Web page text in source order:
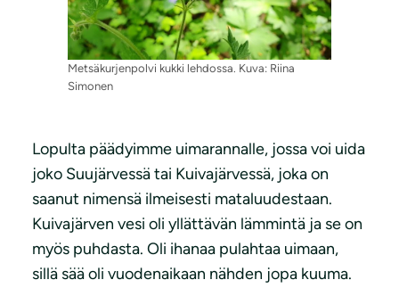
Metsäkurjenpolvi kukki lehdossa. Kuva: Riina
Simonen
Lopulta päädyimme uimarannalle, jossa voi uida
joko Suujärvessä tai Kuivajärvessä, joka on
saanut nimensä ilmeisesti mataluudestaan.
Kuivajärven vesi oli yllättävän lämmintä ja se on
myös puhdasta. Oli ihanaa pulahtaa uimaan,
sillä sää oli vuodenaikaan nähden jopa kuuma.